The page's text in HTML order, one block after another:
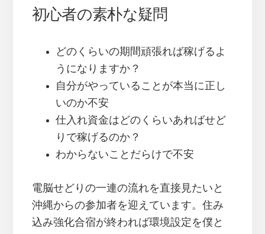
初心者の素朴な疑問
どのくらいの期間頑張れば稼げるよ
うになりますか？
自分がやっていることが本当に正し
いのか不安
仕入れ資金はどのくらいあればせど
りで稼げるのか？
わからないことだらけで不安
電脳せどりの一連の流れを直接見たいと
沖縄からの参加者を迎えています。住み
込み強化合宿が終われば環境設定を僕と